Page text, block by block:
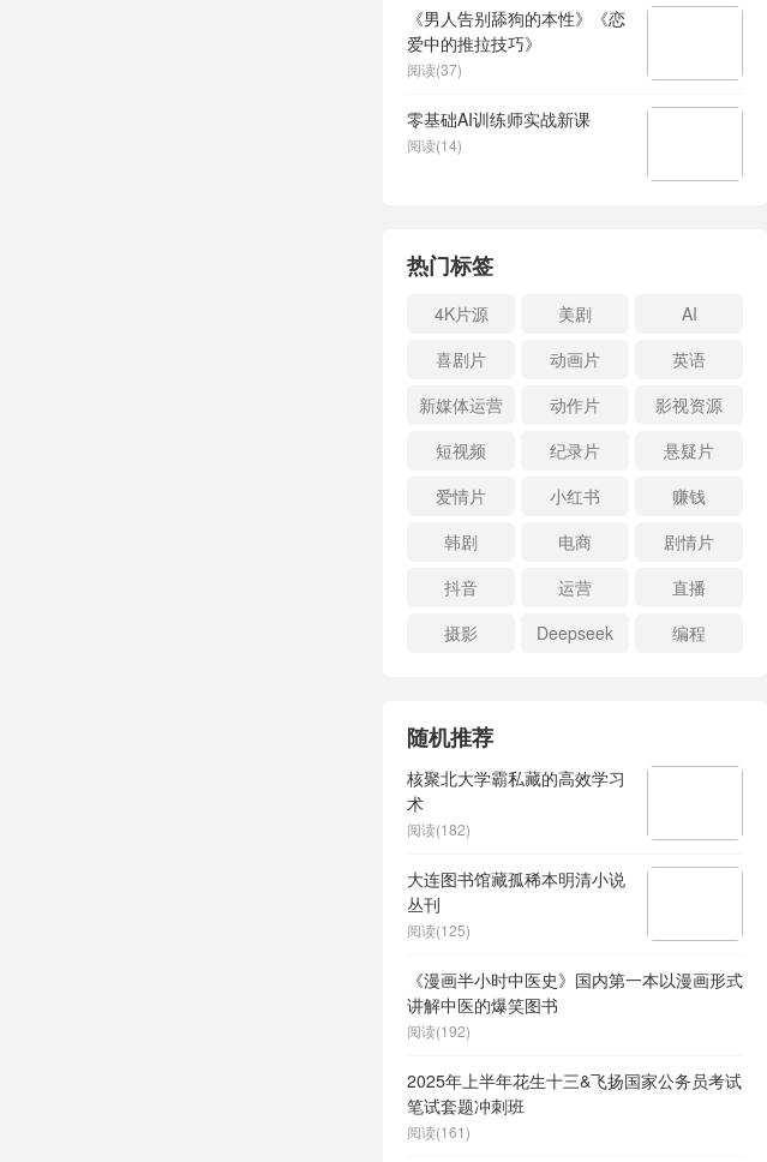
《男人告别舔狗的本性》《恋
爱中的推拉技巧》
阅读(37)
零基础AI训练师实战新课
阅读(14)
热门标签
4K片源 美剧
AI
喜剧片
动画片
英语
新媒体运营
动作片
影视资源
短视频
纪录片
悬疑片
爱情片
小红书
赚钱
韩剧
电商
剧情片
抖音
运营
直播
摄影
Deepseek 编程
随机推荐
核聚北大学霸私藏的高效学习
术
阅读(182)
大连图书馆藏孤稀本明清小说
丛刊
阅读(125)
《漫画半小时中医史》国内第一本以漫画形式
讲解中医的爆笑图书
阅读(192)
2025年上半年花生十三&飞扬国家公务员考试
笔试套题冲刺班
阅读(161)